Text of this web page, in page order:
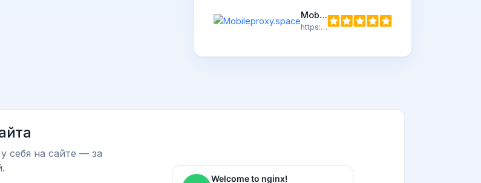
Mobileproxy.space
https://mobileproxy.space/
себя на сайте — за